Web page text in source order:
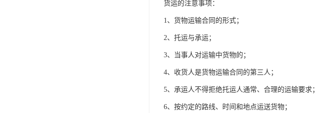
货运的注意事项：
1、货物运输合同的形式；
2、托运与承运；
3、当事人对运输中货物的；
4、收货人是货物运输合同的第三人；
5、承运人不得拒绝托运人通常、合理的运输要求；
6、按约定的路线、时间和地点运送货物；